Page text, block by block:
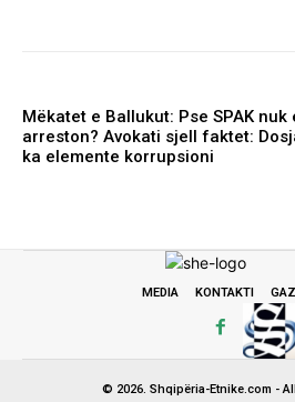
Mëkatet e Ballukut: Pse SPAK nuk
arreston? Avokati sjell faktet:
ka elemente korrupsioni
MEDIA KONTAKTI
© 2026. Shqipëria-Etnike.com -